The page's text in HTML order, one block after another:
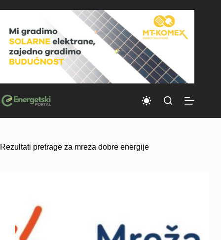
to
Rezultati pretrage za mreza dobre energije